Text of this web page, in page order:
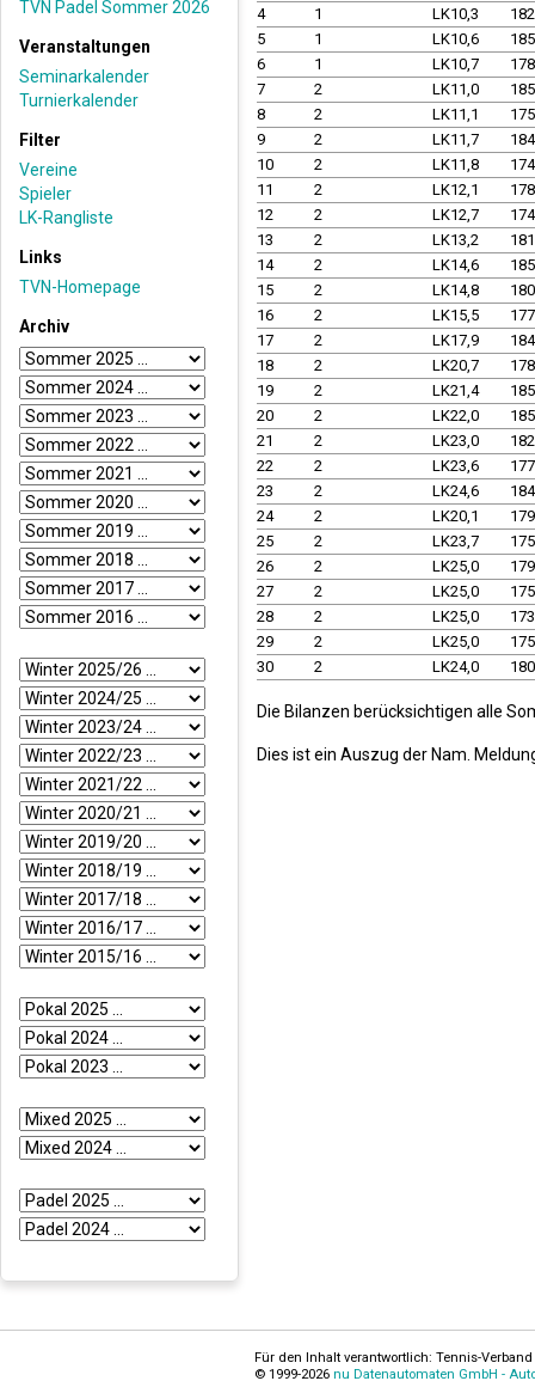
TVN Padel Sommer 2026
Veranstaltungen
Seminarkalender
Turnierkalender
Filter
Vereine
Spieler
LK-Rangliste
Links
TVN-Homepage
Archiv
4
1 LK10,3
5
1 LK10,6
6
1 LK10,7
7
2 LK11,0
8
2 LK11,1
9
2 LK11,7
10
2 LK11,8
11
2 LK12,1
12
2 LK12,7
13
2 LK13,2
14
2 LK14,6
15
2 LK14,8
16
2 LK15,5
17
2 LK17,9
18
2 LK20,7
19
2 LK21,4
20
2 LK22,0
21
2 LK23,0
22
2 LK23,6
23
2 LK24,6
24
2 LK20,1
25
2 LK23,7
26
2 LK25,0
27
2 LK25,0
28
2 LK25,0
29
2 LK25,0
30
2 LK24,0
Die Bilanzen berücksichtigen alle
Dies ist ein Auszug der Nam.
Für den Inhalt verantwortlich: Tennis-
© 1999-2026 nu Datenautomaten GmbH -